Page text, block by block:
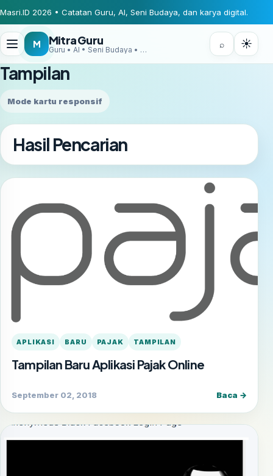
Masri.ID 2026 • Catatan Guru, AI, Seni Budaya, dan karya digital.
M Mitra Guru
Guru • AI • Seni Budaya • Digital Creator
⌕ ☀
Tampilan
Mode kartu responsif
Hasil Pencarian
APLIKASI BARU PAJAK TAMPILAN
Tampilan Baru Aplikasi Pajak Online
September 02, 2018 Baca →